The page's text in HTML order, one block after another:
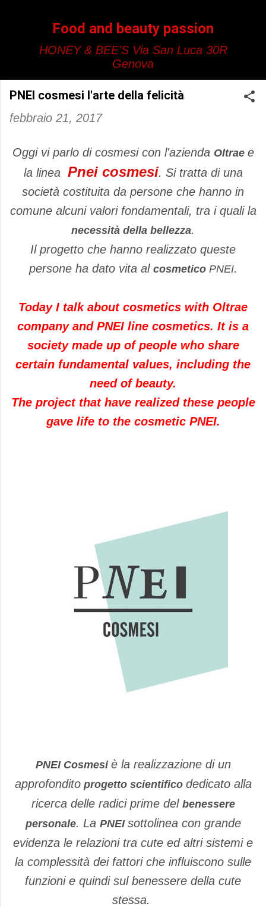
Food and beauty passion
HONEY & BEE'S Via San Luca 30R
Genova
PNEI cosmesi l'arte della felicità
febbraio 21, 2017
Oggi vi parlo di cosmesi con l'azienda Oltrae e
la linea Pnei cosmesi. Si tratta di una
società costituita da persone che hanno in
comune alcuni valori fondamentali, tra i quali la
necessità della bellezza.
Il progetto che hanno realizzato queste
persone ha dato vita al cosmeticoPNEI.
Today I talk about cosmetics with Oltrae
company and PNEI line cosmetics. It is a
society made up of people who share
certain fundamental values, including the
need of beauty.
The project that have realized these people
gave life to the cosmetic PNEI.
PNEI Cosmesi è la realizzazione di un
approfonditoprogetto scientifico dedicato alla
ricerca delle radici prime del benessere
personale. La PNEI sottolinea con grande
evidenza le relazioni tra cute ed altri sistemi e
la complessità dei fattori che influiscono sulle
funzioni e quindi sul benessere della cute
stessa.